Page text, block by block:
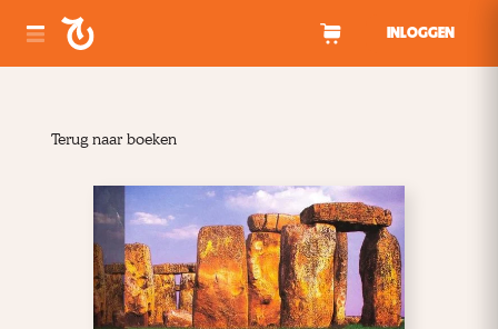
INLOGGEN
Terug naar boeken